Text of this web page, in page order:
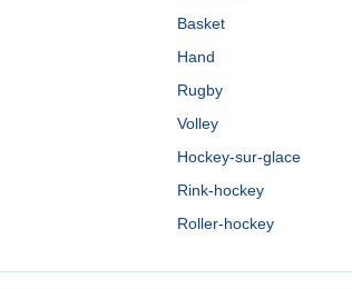
Basket
Hand
Rugby
Volley
Hockey-sur-glace
Rink-hockey
Roller-hockey